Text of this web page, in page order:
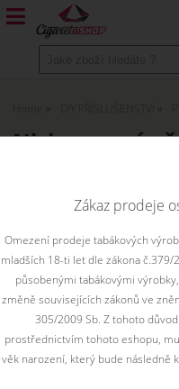
Nichromové
Řadit podle:
Filtr
Zákaz prodeje
Omezení prodeje tabákových
mladších 18-ti let dle zákona
působenými tabákovými
změně souvisejících zákonů ve
305/2009 Sb. Z tohoto
prostřednictvím tohoto eshopu,
věk narození, který bude následně